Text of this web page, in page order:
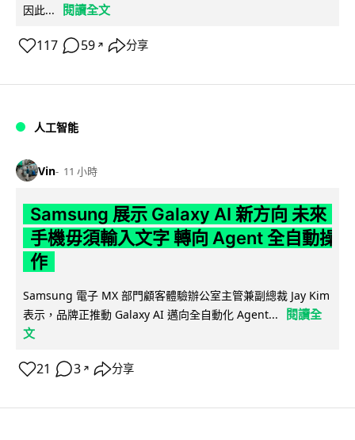
因此...
閱讀全文
117 59 ↗ 分享
人工智能
Vin 11 小時
Samsung 展示 Galaxy AI 新方向 未來
手機毋須輸入文字 轉向 Agent 全自動操
作
Samsung 電子 MX 部門顧客體驗辦公室主管兼副總裁 Jay Kim
表示，品牌正推動 Galaxy AI 邁向全自動化 Agent...
閱讀全
文
21 3 ↗ 分享